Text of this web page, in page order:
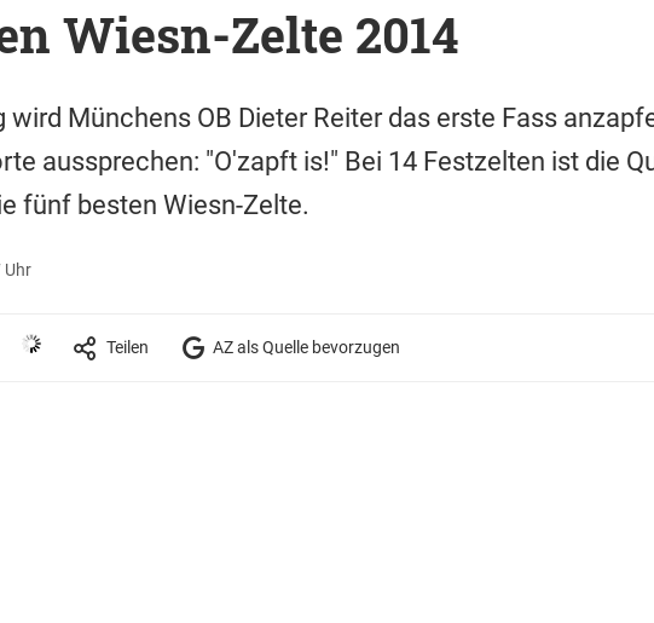
Wiesn-Zelte 2014
Münchens OB Dieter Reiter das erste Fass
aussprechen: "O'zapft is!" Bei 14 Festzelten ist die
fünf besten Wiesn-Zelte.
Uhr
Teilen AZ als Quelle bevorzugen